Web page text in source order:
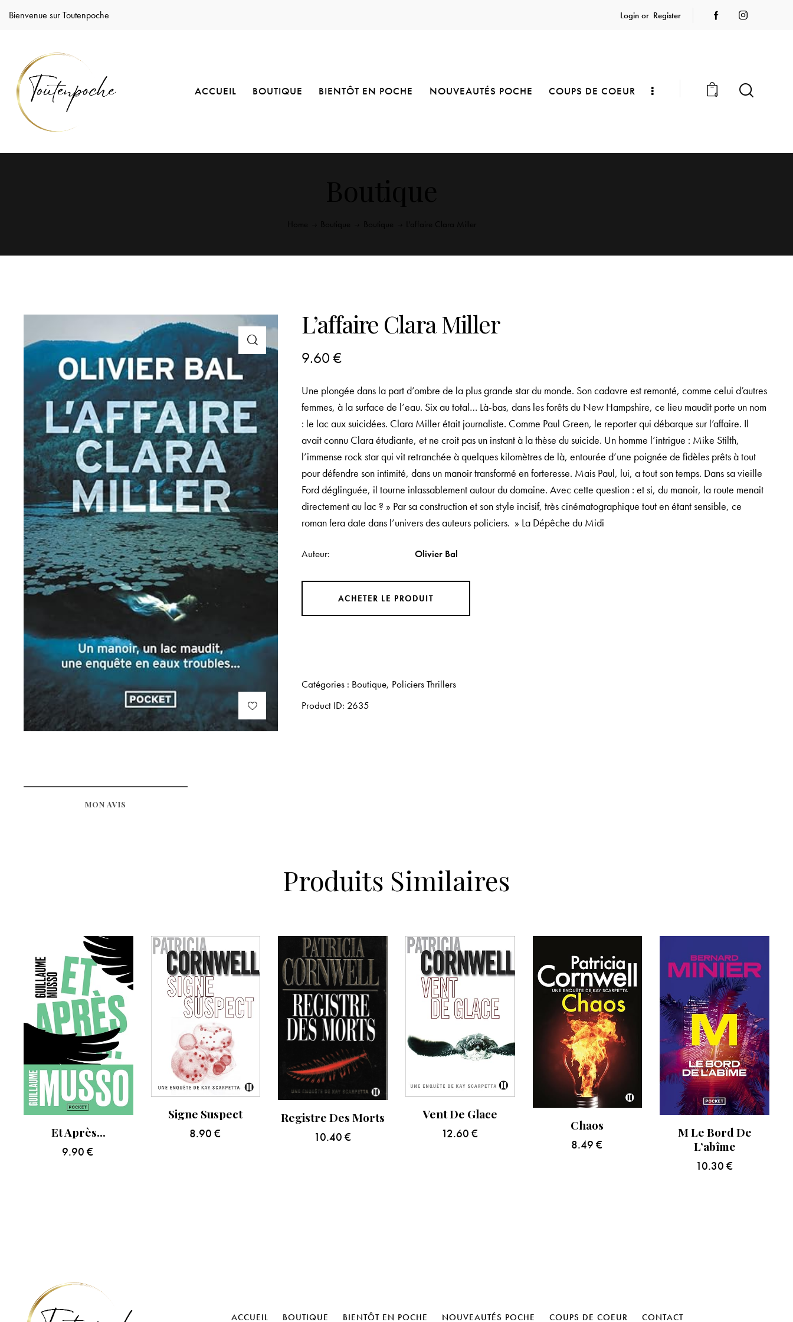
Bienvenue sur Toutenpoche Login or Register
ACCUEIL BOUTIQUE BIENTÔT EN POCHE NOUVEAUTÉS POCHE COUPS DE COEUR 0
L’affaire Clara Miller
9.60€
Une plongée dans la part d’ombre de la plus grande star du monde. Son cadavre est remonté, comme celui d’autres
femmes, à la surface de l’eau. Six au total… Là-bas, dans les forêts du New Hampshire, ce lieu maudit porte un nom
: le lac aux suicidées. Clara Miller était journaliste. Comme Paul Green, le reporter qui débarque sur l’affaire. Il
avait connu Clara étudiante, et ne croit pas un instant à la thèse du suicide. Un homme l’intrigue : Mike Stilth,
l’immense rock star qui vit retranchée à quelques kilomètres de là, entourée d’une poignée de fidèles prêts à tout
pour défendre son intimité, dans un manoir transformé en forteresse. Mais Paul, lui, a tout son temps. Dans sa vieille
Ford déglinguée, il tourne inlassablement autour du domaine. Avec cette question : et si, du manoir, la route menait
directement au lac ? » Par sa construction et son style incisif, très cinématographique tout en étant sensible, ce
roman fera date dans l’univers des auteurs policiers. » La Dépêche du Midi
Auteur Olivier Bal
ACHETER LE PRODUIT
Catégories : Boutique, Policiers Thrillers
Product ID: 2635
MON AVIS
Produits Similaires
Et Après…
9.90€
Signe Suspect
8.90 €
Registre Des Morts
10.40 €
Vent De Glace
12.60 €
Chaos
8.49 €
M Le Bord De
L’abîme
10.30 €
ACCUEIL BOUTIQUE BIENTÔT EN POCHE NOUVEAUTÉS POCHE COUPS DE COEUR CONTACT